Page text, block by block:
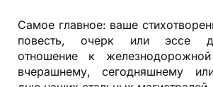
Самое главное: ваше
повесть, очерк или эссе
отношение к
вчерашнему, сегодняшнему